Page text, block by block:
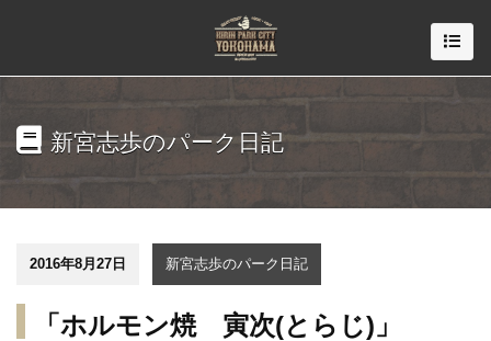
新宮志歩のパーク日記
2016年8月27日 新宮志歩のパーク日記
「ホルモン焼 寅次(とらじ)」